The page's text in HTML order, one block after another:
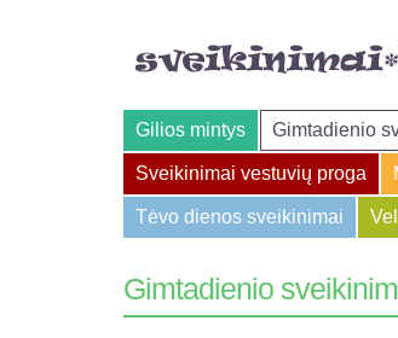
Gilios mintys Gimtadienio
Sveikinimai vestuvių proga
Tėvo dienos sveikinimai
Gimtadienio